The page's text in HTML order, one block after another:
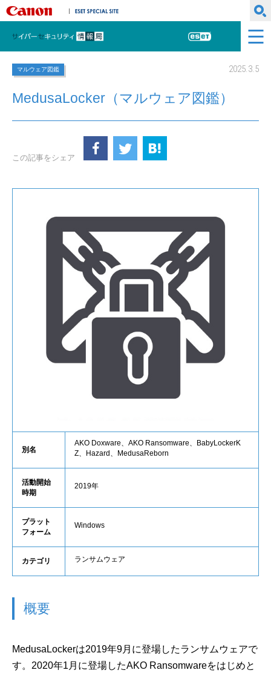
キヤノンマーケティングジャパン株式会社
サイバーセキュリティ情報局
ESET
マルウェア図鑑 2025.3.5
MedusaLocker（マルウェア図鑑）
この記事をシェア
別名
AKO Doxware、AKO Ransomware、BabyLockerK
Z、Hazard、MedusaReborn
活動開始
時期
2019年
プラット
フォーム
Windows
カテゴリ ランサムウェア
概要
MedusaLockerは2019年9月に登場したランサムウェアで
す。2020年1月に登場したAKO Ransomwareをはじめと